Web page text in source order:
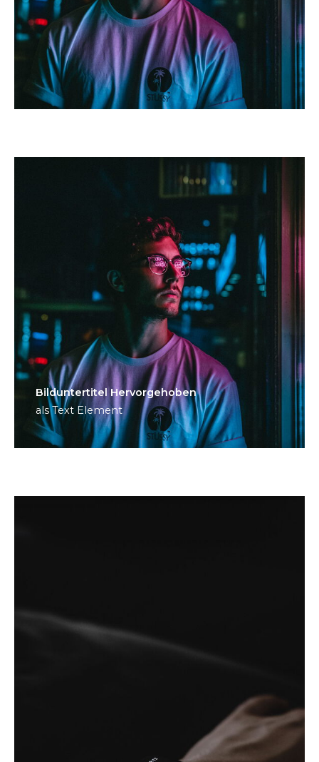
Bild­unter­titel Hervorgehoben
als Text Element